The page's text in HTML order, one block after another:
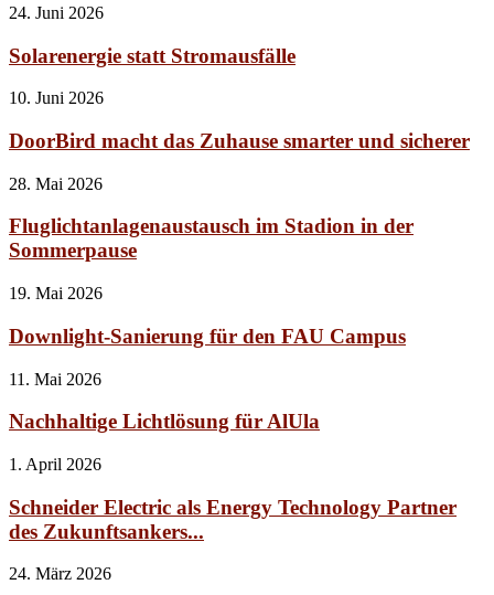
24. Juni 2026
Solarenergie statt Stromausfälle
10. Juni 2026
DoorBird macht das Zuhause smarter und sicherer
28. Mai 2026
Fluglichtanlagenaustausch im Stadion in der
Sommerpause
19. Mai 2026
Downlight-Sanierung für den FAU Campus
11. Mai 2026
Nachhaltige Lichtlösung für AlUla
1. April 2026
Schneider Electric als Energy Technology Partner
des Zukunftsankers...
24. März 2026